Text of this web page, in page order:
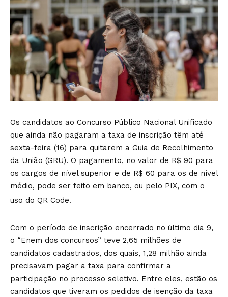
Os candidatos ao Concurso Público Nacional Unificado
que ainda não pagaram a taxa de inscrição têm até
sexta-feira (16) para quitarem a Guia de Recolhimento
da União (GRU). O pagamento, no valor de R$ 90 para
os cargos de nível superior e de R$ 60 para os de nível
médio, pode ser feito em banco, ou pelo PIX, com o
uso do QR Code.
Com o período de inscrição encerrado no último dia 9,
o “Enem dos concursos” teve 2,65 milhões de
candidatos cadastrados, dos quais, 1,28 milhão ainda
precisavam pagar a taxa para confirmar a
participação no processo seletivo. Entre eles, estão os
candidatos que tiveram os pedidos de isenção da taxa